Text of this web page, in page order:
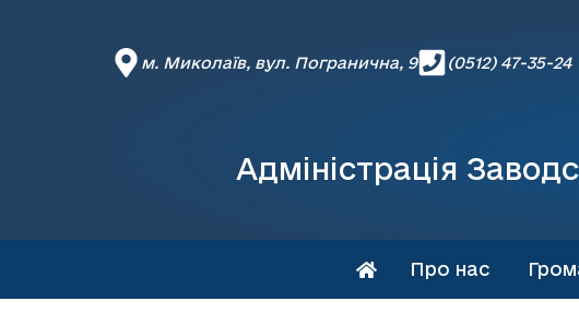
м. Миколаїв, вул. Погранична, 9 (0512) 47-35-24
Адміністрація
Про нас